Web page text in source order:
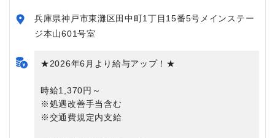
兵庫県神戸市東灘区田中町1丁目15番5号メインステー
ジ本山601号室
★2026年6月より給与アップ！★
時給1,370円～
※処遇改善手当含む
※交通費規定内支給